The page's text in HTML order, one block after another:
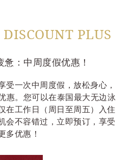
PLUS
：中周度假优惠！
受一次中周度假，放松身心，
惠。您可以在泰国最大无边泳
在工作日（周日至周五）入住
会不容错过，立即预订，享受
多优惠！